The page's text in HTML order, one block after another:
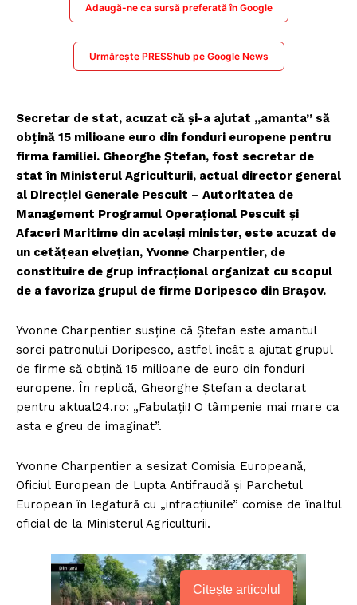
Adaugă-ne ca sursă preferată în Google
Urmărește PRESShub pe Google News
Secretar de stat, acuzat că și-a ajutat „amanta” să
obțină 15 milioane euro din fonduri europene pentru
firma familiei. Gheorghe Ștefan, fost secretar de
stat în Ministerul Agriculturii, actual director general
al Direcției Generale Pescuit – Autoritatea de
Management Programul Operațional Pescuit și
Afaceri Maritime din același minister, este acuzat de
un cetățean elvețian, Yvonne Charpentier, de
constituire de grup infracțional organizat cu scopul
de a favoriza grupul de firme Doripesco din Brașov.
Yvonne Charpentier susține că Ștefan este amantul
sorei patronului Doripesco, astfel încât a ajutat grupul
de firme să obțină 15 milioane de euro din fonduri
europene. În replică, Gheorghe Ștefan a declarat
pentru aktual24.ro: „Fabulații! O tâmpenie mai mare ca
asta e greu de imaginat”.
Yvonne Charpentier a sesizat Comisia Europeană,
Oficiul European de Lupta Antifraudă și Parchetul
European în legatură cu „infracțiunile” comise de înaltul
oficial de la Ministerul Agriculturii.
Citește articolul